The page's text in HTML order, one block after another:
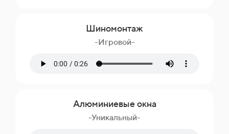
Шиномонтаж
-Игровой-
Алюминиевые окна
-Уникальный-